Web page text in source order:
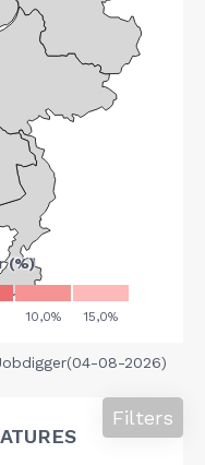
08-2026)
Filters